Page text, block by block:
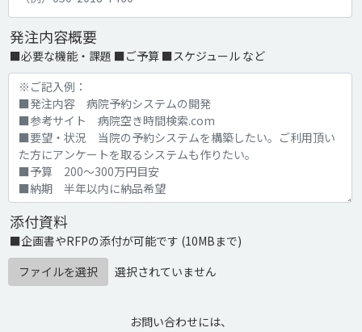
発注内容概要
■必要な機能・課題 ■ご予算 ■スケジュール など
添付資料
■企画書やRFPの添付が可能です (10MBまで)
ファイルを選択
選択されていません
お問い合わせには、